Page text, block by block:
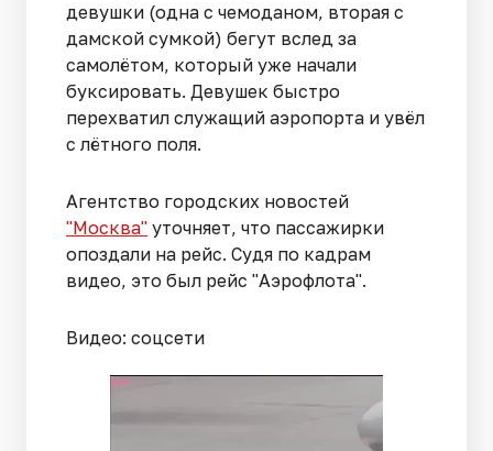
девушки (одна с чемоданом, вторая с
дамской сумкой) бегут вслед за
самолётом, который уже начали
буксировать. Девушек быстро
перехватил служащий аэропорта и увёл
с лётного поля.
Агентство городских новостей
"Москва" уточняет, что пассажирки
опоздали на рейс. Судя по кадрам
видео, это был рейс "Аэрофлота".
Видео: соцсети